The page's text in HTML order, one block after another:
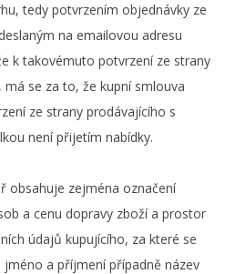
tedy potvrzením objednávky ze
na emailovou adresu
k takovémuto potvrzení ze strany
se za to, že kupní smlouva
ze strany prodávajícího s
není přijetím nabídky.
obsahuje zejména označení
a cenu dopravy zboží a prostor
údajů kupujícího, za které se
a příjmení případně název